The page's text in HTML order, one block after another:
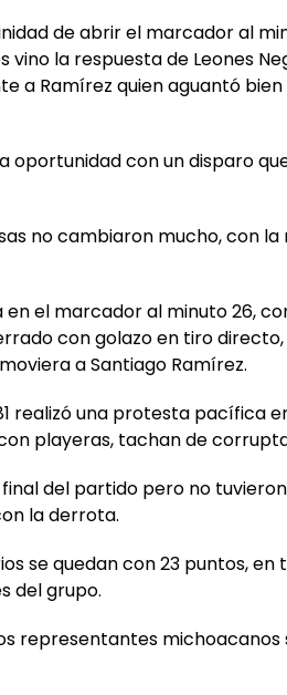
de abrir el marcador al
vino la respuesta de Leones
a Ramírez quien aguantó
oportunidad con un disparo
no cambiaron mucho, con
en el marcador al minuto 26,
con golazo en tiro
a Santiago Ramírez.
realizó una protesta pacífica
playeras, tachan de
del partido pero no
la derrota.
se quedan con 23 puntos, en
del grupo.
representantes